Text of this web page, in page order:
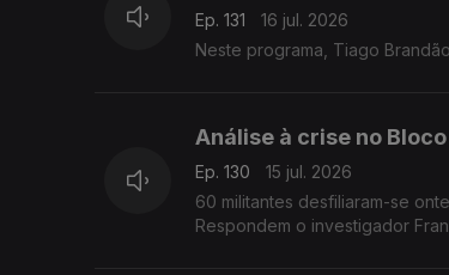
Ep. 131
16 jul. 2026
Neste programa, Tiago
Análise à crise no
Ep. 130
15 jul. 2026
60 militantes desfiliaram-se
Respondem o investigador